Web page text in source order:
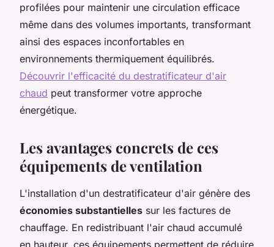
profilées pour maintenir une circulation efficace
même dans des volumes importants, transformant
ainsi des espaces inconfortables en
environnements thermiquement équilibrés.
Découvrir l'efficacité du destratificateur d'air
chaud peut transformer votre approche
énergétique.
Les avantages concrets de ces
équipements de ventilation
L'installation d'un destratificateur d'air génère des
économies substantielles sur les factures de
chauffage. En redistribuant l'air chaud accumulé
en hauteur, ces équipements permettent de réduire